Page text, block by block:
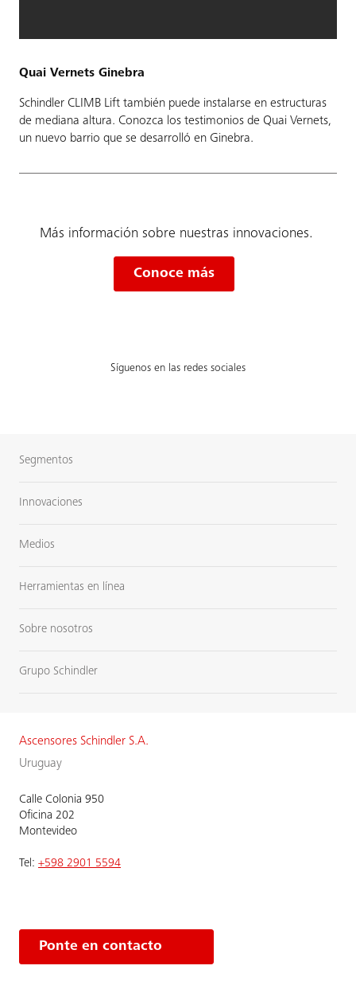
Quai Vernets Ginebra
Schindler CLIMB Lift también puede instalarse en estructuras
de mediana altura. Conozca los testimonios de Quai Vernets,
un nuevo barrio que se desarrolló en Ginebra.
Más información sobre nuestras innovaciones.
Conoce más
Síguenos en las redes sociales
Segmentos
Innovaciones
Medios
Herramientas en línea
Sobre nosotros
Grupo Schindler
Ascensores Schindler S.A.
Uruguay
Calle Colonia 950
Oficina 202
Montevideo
Tel: +598 2901 5594
Ponte en contacto